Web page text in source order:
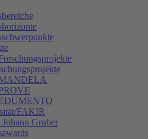
MANDELA
FAKIR
Gruber